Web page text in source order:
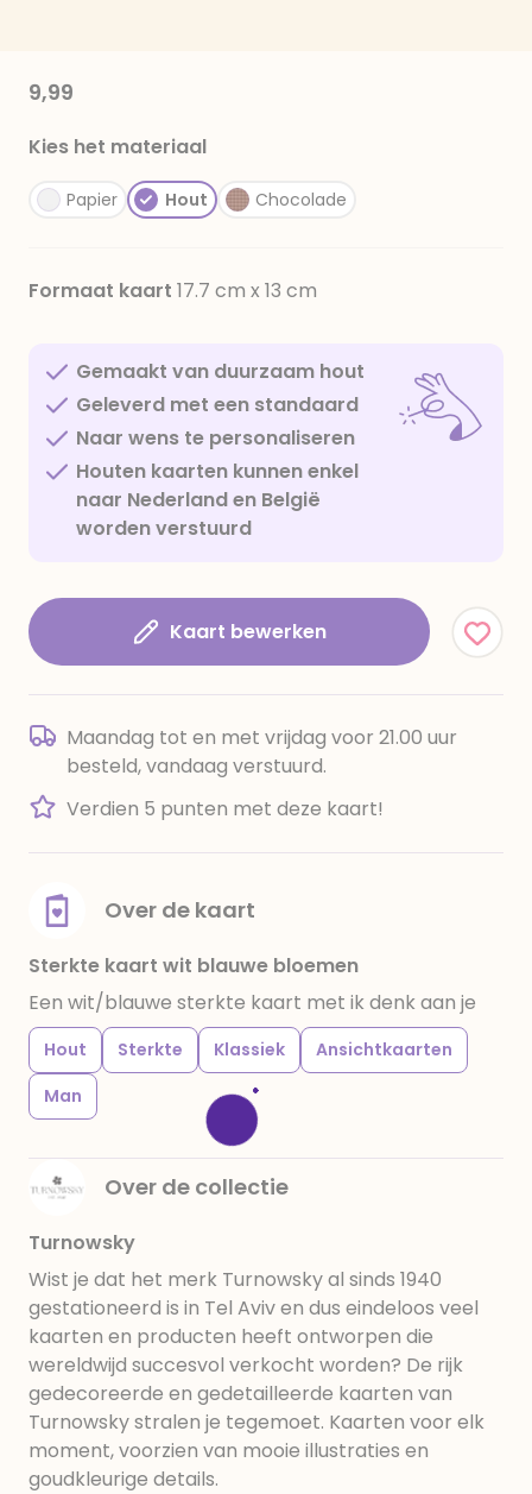
9,99
Kies het materiaal
Papier Hout Chocolade
Formaat kaart 17.7 cm x 13 cm
Gemaakt van duurzaam hout
Geleverd met een standaard
Naar wens te personaliseren
Houten kaarten kunnen enkel
naar Nederland en België
worden verstuurd
Kaart bewerken
Maandag tot en met vrijdag voor 21.00 uur
besteld, vandaag verstuurd.
Verdien 5 punten met deze kaart!
Over de kaart
Sterkte kaart wit blauwe bloemen
Een wit/blauwe sterkte kaart met ik denk aan je
Hout Sterkte Klassiek
Ansichtkaarten
Man
Over de collectie
Turnowsky
Wist je dat het merk Turnowsky al sinds 1940
gestationeerd is in Tel Aviv en dus eindeloos veel
kaarten en producten heeft ontworpen die
wereldwijd succesvol verkocht worden? De rijk
gedecoreerde en gedetailleerde kaarten van
Turnowsky stralen je tegemoet. Kaarten voor elk
moment, voorzien van mooie illustraties en
goudkleurige details.